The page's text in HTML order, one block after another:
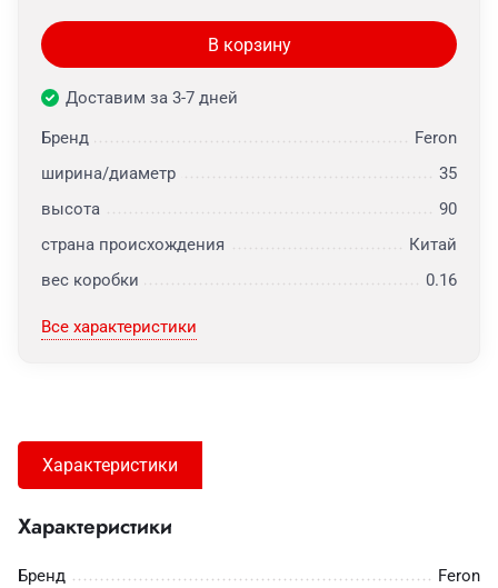
В корзину
Доставим за 3-7 дней
Бренд
Feron
ширина/диаметр
35
высота
90
страна происхождения
Китай
вес коробки
0.16
Все характеристики
Характеристики
Характеристики
Бренд
Feron